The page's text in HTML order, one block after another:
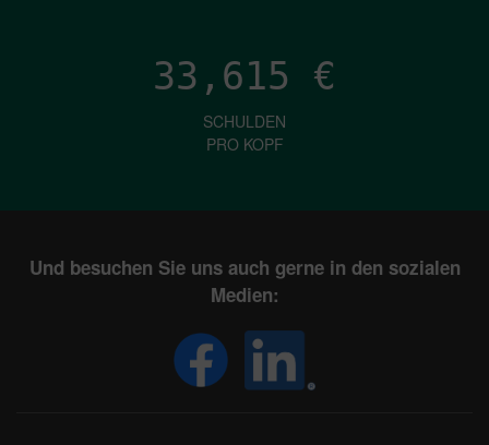
33,615 €
SCHULDEN
PRO KOPF
Und besuchen Sie uns auch gerne in den sozialen
Medien: